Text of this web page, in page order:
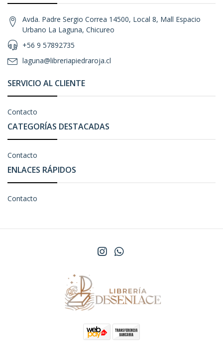
Avda. Padre Sergio Correa 14500, Local 8, Mall Espacio
Urbano La Laguna, Chicureo
+56 9 57892735
laguna@libreriapiedraroja.cl
SERVICIO AL CLIENTE
Contacto
CATEGORÍAS DESTACADAS
Contacto
ENLACES RÁPIDOS
Contacto